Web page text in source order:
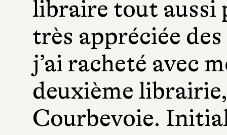
libraire tout aussi
très appréciée
j’ai racheté avec
deuxième
Courbevoie.